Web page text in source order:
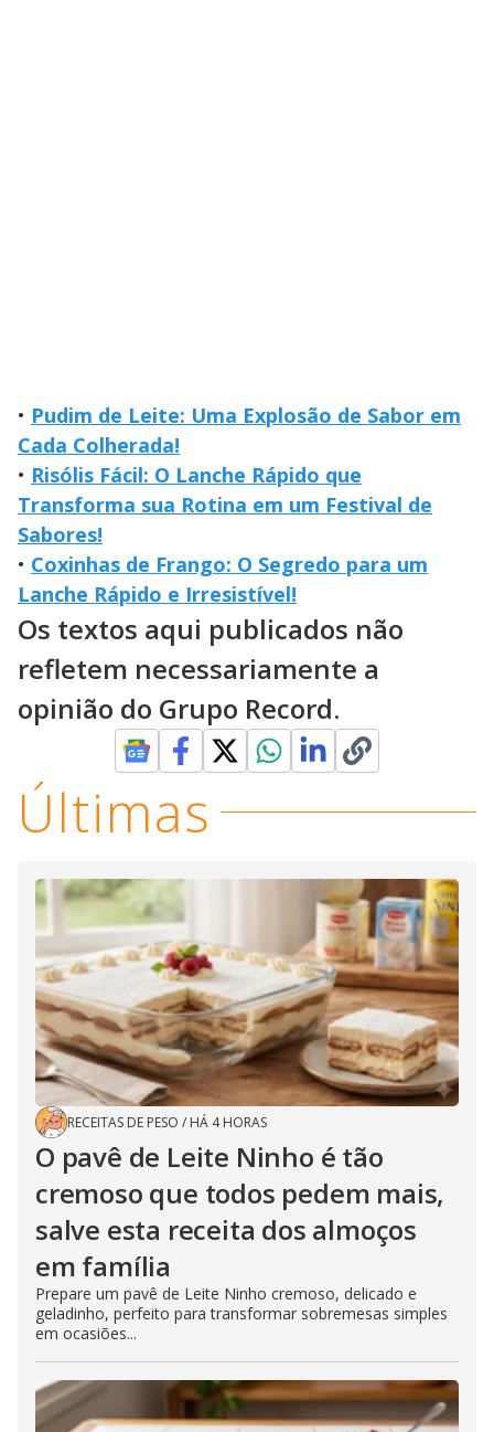
• Pudim de Leite: Uma Explosão de Sabor em
Cada Colherada!
• Risólis Fácil: O Lanche Rápido que
Transforma sua Rotina em um Festival de
Sabores!
• Coxinhas de Frango: O Segredo para um
Lanche Rápido e Irresistível!
Os textos aqui publicados não
refletem necessariamente a
opinião do Grupo Record.
Últimas
RECEITAS DE PESO / HÁ 4 HORAS
O pavê de Leite Ninho é tão
cremoso que todos pedem mais,
salve esta receita dos almoços
em família
Prepare um pavê de Leite Ninho cremoso, delicado e
geladinho, perfeito para transformar sobremesas simples
em ocasiões...